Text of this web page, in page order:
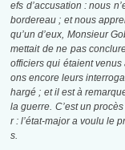
efs d’accusation : nous
bordereau ; et nous
qu’un d’eux, Monsieur
mettait de ne pas
officiers qui étaient
ons encore leurs
hargé ; et il est à
la guerre. C’est un
r : l’état-major a voulu le
s.